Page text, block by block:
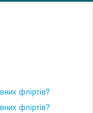
фліртів?
фліртів?